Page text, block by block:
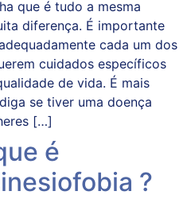
que é tudo a mesma
diferença. É importante
cada um dos
cuidados específicos
de vida. É mais
se tiver uma doença
[…]
é
?